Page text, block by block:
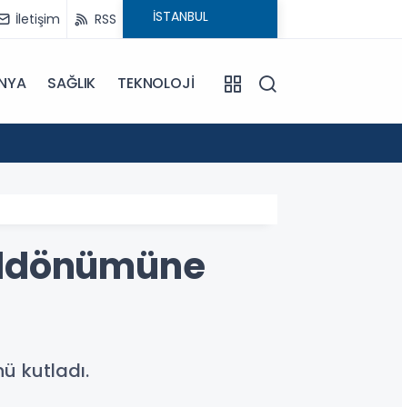
İletişim RSS
SAĞLIK TEKNOLOJİ
kutladı.